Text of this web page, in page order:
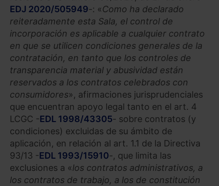
EDJ 2020/505949-: «Como ha declarado
reiteradamente esta Sala, el control de
incorporación es aplicable a cualquier contrato
en que se utilicen condiciones generales de la
contratación, en tanto que los controles de
transparencia material y abusividad están
reservados a los contratos celebrados con
consumidores», afirmaciones jurisprudenciales
que encuentran apoyo legal tanto en el art. 4
LCGC -EDL 1998/43305- sobre contratos (y
condiciones) excluidas de su ámbito de
aplicación, en relación al art. 1.1 de la Directiva
93/13 -EDL 1993/15910-, que limita las
exclusiones a «los contratos administrativos, a
los contratos de trabajo, a los de constitución